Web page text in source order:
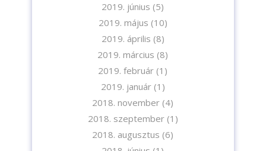
2019. június (5)
2019. május (10)
2019. április (8)
2019. március (8)
2019. február (1)
2019. január(1)
2018. november (4)
2018. szeptember(1)
2018. augusztus (6)